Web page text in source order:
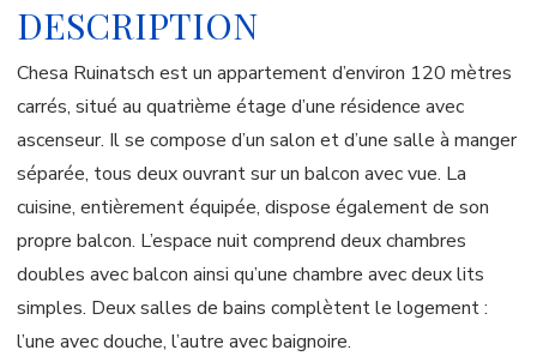
DESCRIPTION
Chesa Ruinatsch est un appartement d’environ 120 mètres
carrés, situé au quatrième étage d’une résidence avec
ascenseur. Il se compose d’un salon et d’une salle à manger
séparée, tous deux ouvrant sur un balcon avec vue. La
cuisine, entièrement équipée, dispose également de son
propre balcon. L’espace nuit comprend deux chambres
doubles avec balcon ainsi qu’une chambre avec deux lits
simples. Deux salles de bains complètent le logement :
l’une avec douche, l’autre avec baignoire.